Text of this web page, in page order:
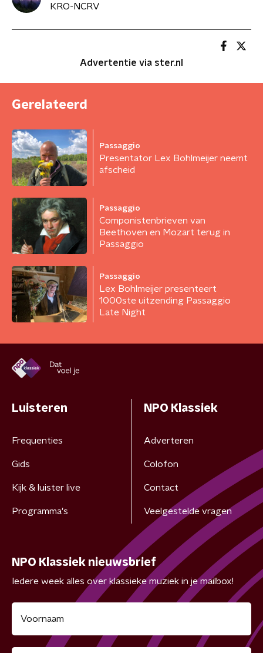
KRO-NCRV
Advertentie via ster.nl
Gerelateerd
Passaggio
Presentator Lex Bohlmeijer neemt
afscheid
Passaggio
Componistenbrieven van
Beethoven en Mozart terug in
Passaggio
Passaggio
Lex Bohlmeijer presenteert
1000ste uitzending Passaggio
Late Night
Luisteren
Frequenties
Gids
Kijk & luister live
Programma's
NPO Klassiek
Adverteren
Colofon
Contact
Veelgestelde vragen
NPO Klassiek nieuwsbrief
Iedere week alles over klassieke muziek in je mailbox!